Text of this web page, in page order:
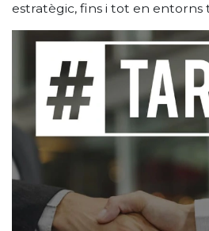
estratègic, fins i tot en entorns